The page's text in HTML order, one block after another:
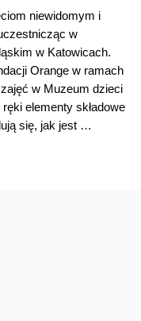
niewidomym i
w
w Katowicach.
Orange w ramach
w Muzeum dzieci
elementy składowe
się, jak jest …